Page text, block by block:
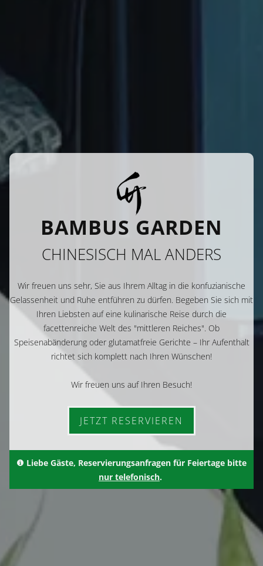
BAMBUS GARDEN
CHINESISCH MAL ANDERS
Wir freuen uns sehr, Sie aus Ihrem Alltag in die konfuzianische
Gelassenheit und Ruhe entführen zu dürfen. Begeben Sie sich mit
Ihren Liebsten auf eine kulinarische Reise durch die
facettenreiche Welt des "mittleren Reiches". Ob
Speisenabänderung oder glutamatfreie Gerichte – Ihr Aufenthalt
richtet sich komplett nach Ihren Wünschen!
Wir freuen uns auf Ihren Besuch!
JETZT RESERVIEREN
Liebe Gäste, Reservierungsanfragen für Feiertage bitte
nur telefonisch.